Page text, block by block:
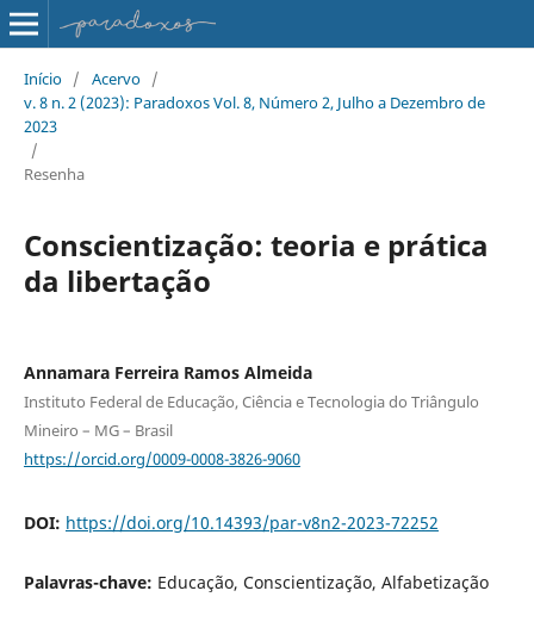
Início / Acervo /
v. 8 n. 2 (2023): Paradoxos Vol. 8, Número 2, Julho a Dezembro de
2023
/
Resenha
Conscientização: teoria e prática
da libertação
Annamara Ferreira Ramos Almeida
Instituto Federal de Educação, Ciência e Tecnologia do Triângulo
Mineiro – MG – Brasil
https://orcid.org/0009-0008-3826-9060
DOI: https://doi.org/10.14393/par-v8n2-2023-72252
Palavras-chave: Educação, Conscientização, Alfabetização